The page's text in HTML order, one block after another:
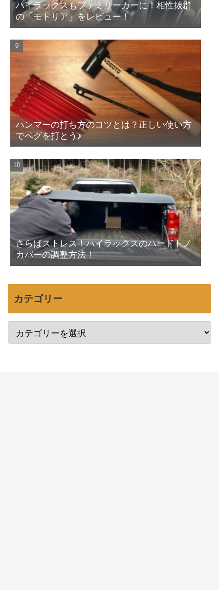
ハイラックスもファミリーカーに！相性抜群
の「モトリア」をレビュー！
ハンマーの打ち方のコツとは？正しい使い方
でペグを打とう♪
さらばストレス！ハイラックスのハードトノ
カバーの調整方法！
カテゴリー